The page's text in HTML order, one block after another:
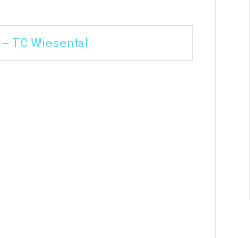
TC Wiesental